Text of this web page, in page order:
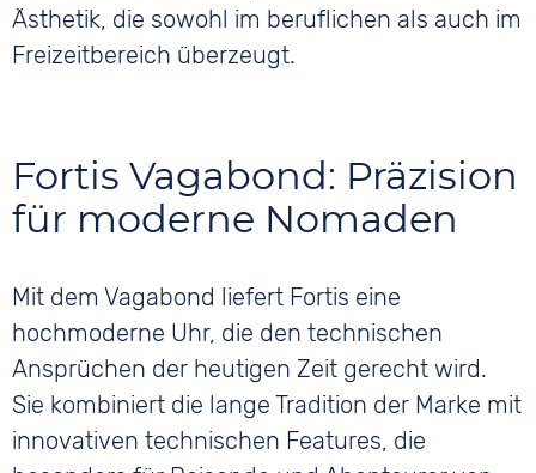
Ästhetik, die sowohl im beruflichen als auch im
Freizeitbereich überzeugt.
Fortis Vagabond: Präzision
für moderne Nomaden
Mit dem Vagabond liefert Fortis eine
hochmoderne Uhr, die den technischen
Ansprüchen der heutigen Zeit gerecht wird.
Sie kombiniert die lange Tradition der Marke mit
innovativen technischen Features, die